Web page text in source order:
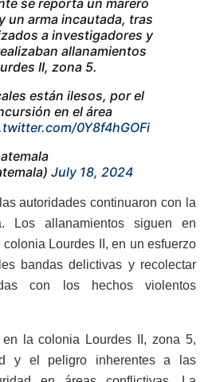
un arma incautada, tras
a investigadores y
allanamientos
II, zona 5.
están ilesos, por el
en el área
0Y8f4hGOFi
July 18, 2024
autoridades continuaron con la
Los allanamientos siguen en
Lourdes II, en un esfuerzo
bandas delictivas y recolectar
con los hechos violentos
la colonia Lourdes II, zona 5,
y el peligro inherentes a las